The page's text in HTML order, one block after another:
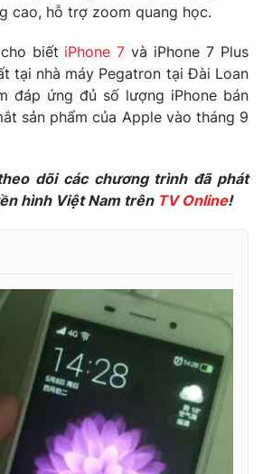
Podcast
Infographic
VTV Thể thao
Tấm lòng Việt
Vươn mình bằng AI
VTV8
English
cao, hỗ trợ zoom quang học.
biết iPhone 7 và iPhone 7 Plus
tại nhà máy Pegatron tại Đài Loan
đáp ứng đủ số lượng iPhone bán
sản phẩm của Apple vào tháng 9
dõi các chương trình đã phát
hình Việt Nam trên TV Online!